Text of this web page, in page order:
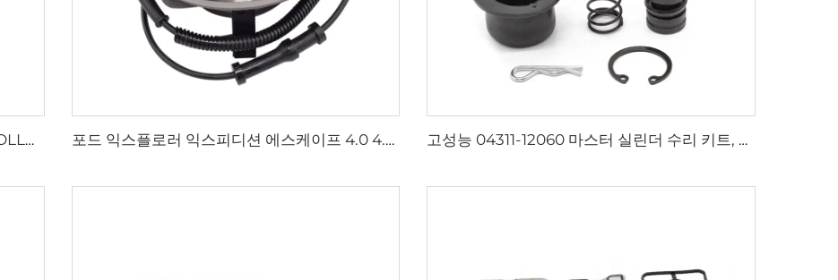
tOYOTA 아베노스 AVENSIS 코롤라 COROLLA 프레미오 PREMIO 야리스 YARIS 1.6용 클러치 슬레이브 실린더 31470-12093 포드 익스플로러 익스피디션 에스케이프 4.0 4.6 전용 자동차 스티어링 휠 허브 베어링 7L2Z-1104-A 3L2Z1104AB 고성능 04311-12060 마스터 실린더 수리 키트, TOYOTA 자동 변속기 시스템용